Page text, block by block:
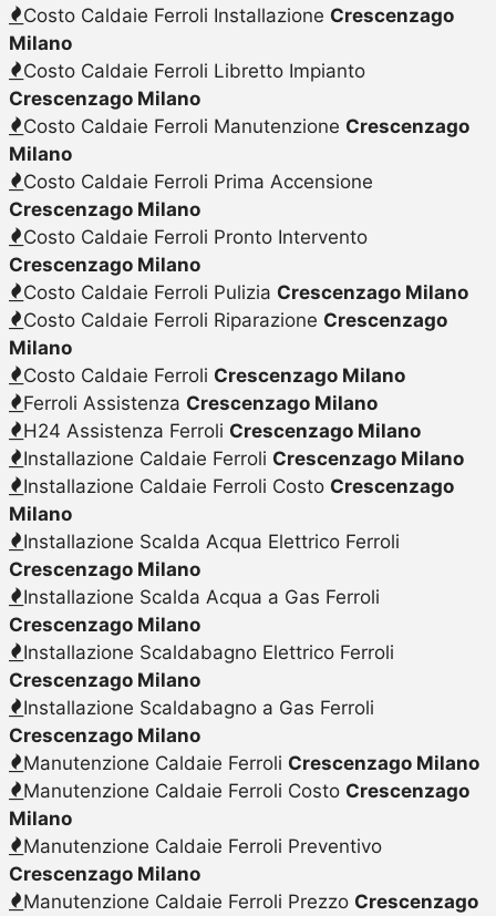
Costo Caldaie Ferroli Installazione Crescenzago
Milano
Costo Caldaie Ferroli Libretto Impianto
Crescenzago Milano
Costo Caldaie Ferroli Manutenzione Crescenzago
Milano
Costo Caldaie Ferroli Prima Accensione
Crescenzago Milano
Costo Caldaie Ferroli Pronto Intervento
Crescenzago Milano
Costo Caldaie Ferroli Pulizia Crescenzago Milano
Costo Caldaie Ferroli Riparazione Crescenzago
Milano
Costo Caldaie Ferroli Crescenzago Milano
Ferroli Assistenza Crescenzago Milano
H24 Assistenza Ferroli Crescenzago Milano
Installazione Caldaie Ferroli Crescenzago Milano
Installazione Caldaie Ferroli Costo Crescenzago
Milano
Installazione Scalda Acqua Elettrico Ferroli
Crescenzago Milano
Installazione Scalda Acqua a Gas Ferroli
Crescenzago Milano
Installazione Scaldabagno Elettrico Ferroli
Crescenzago Milano
Installazione Scaldabagno a Gas Ferroli
Crescenzago Milano
Manutenzione Caldaie Ferroli Crescenzago Milano
Manutenzione Caldaie Ferroli Costo Crescenzago
Milano
Manutenzione Caldaie Ferroli Preventivo
Crescenzago Milano
Manutenzione Caldaie Ferroli Prezzo Crescenzago